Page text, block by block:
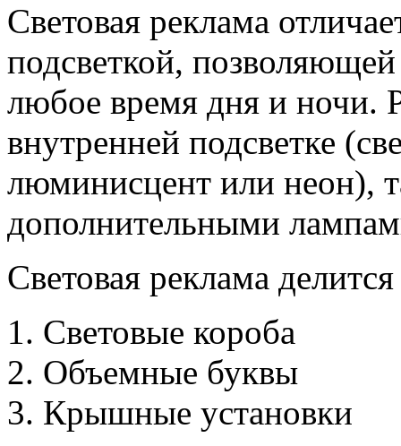
Световая реклама
подсветкой,
любое время дня и ночи.
внутренней подсветке
люминисцент или неон),
дополнительными
Световая реклама
Световые короба
Объемные буквы
Крышные установки